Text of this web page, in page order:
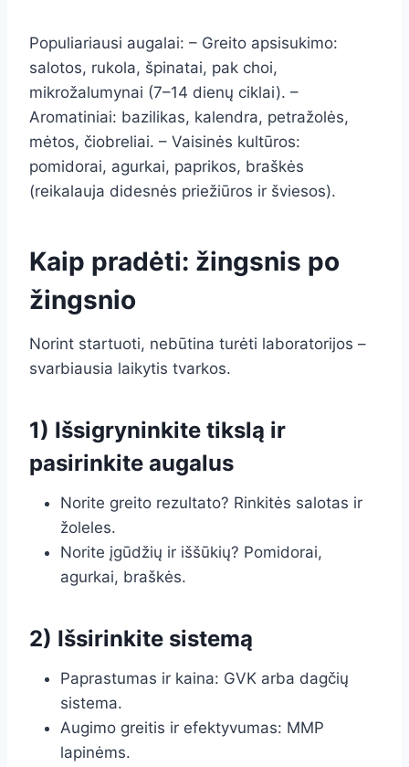
Populiariausi augalai: – Greito apsisukimo:
salotos, rukola, špinatai, pak choi,
mikrožalumynai (7–14 dienų ciklai). –
Aromatiniai: bazilikas, kalendra, petražolės,
mėtos, čiobreliai. – Vaisinės kultūros:
pomidorai, agurkai, paprikos, braškės
(reikalauja didesnės priežiūros ir šviesos).
Kaip pradėti: žingsnis po
žingsnio
Norint startuoti, nebūtina turėti laboratorijos –
svarbiausia laikytis tvarkos.
1) Išsigryninkite tikslą ir
pasirinkite augalus
Norite greito rezultato? Rinkitės salotas ir
žoleles.
Norite įgūdžių ir iššūkių? Pomidorai,
agurkai, braškės.
2) Išsirinkite sistemą
Paprastumas ir kaina: GVK arba dagčių
sistema.
Augimo greitis ir efektyvumas: MMP
lapinėms.